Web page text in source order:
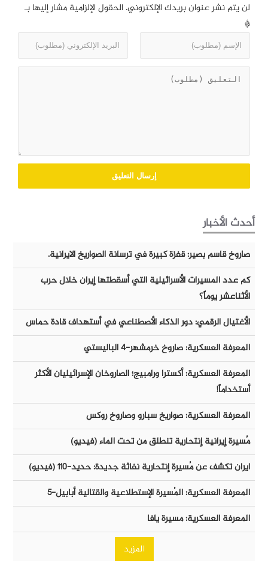
لن يتم نشر عنوان بريدك الإلكتروني. الحقول الإلزامية مشار إليها بـ
*
أحدث الأخبار
صاروخ قاسم بصير: قفزة كبيرة في ترسانة الصواريخ الايرانية.
كم عدد المسيرات الأسرائيلية التي أسقطتها إيران خلال حرب
الأثناعشر يوماً؟
الأغتيال الرقمي: دور الذكاء الأصطناعي في أستهداف قادة حماس
المعرفة العسكرية: صاروخ خرمشهر-٤ الباليستي
المعرفة العسكرية: أكسترا ورامبيج؛ الصاروخان الإسرائيليان الأكثر
أستخداماً!
المعرفة العسكرية: صواريخ سبارو وصاروخ روكس
مُسيرة إيرانية إنتحارية تنطلق من تحت الماء (فيديو)
ايران تكشف عن مُسيرة إنتحارية نفاثة جديدة: حديد-١١٠ (فيديو)
المعرفة العسكرية: المُسيرة الإستطلاعية والقتالية أبابيل-٥
المعرفة العسكرية: مسيرة يافا
المزيد